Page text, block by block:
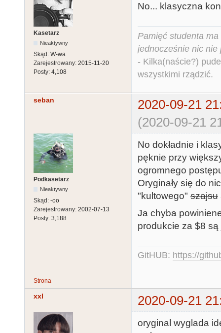
Kasetarz
Nieaktywny
Skąd: W-wa
Zarejestrowany: 2015-11-20
Posty: 4,108
No... klasyczna
Pamięć studenta
jednocześnie nic nie
- Kilka(naście?)
wszystkimi rządzić.
seban
2020-09-21
(2020-09-21
Podkasetarz
Nieaktywny
Skąd: -oo
Zarejestrowany: 2002-07-13
Posty: 3,188
No dokładnie i
pęknie przy
ogromnego
Oryginały się do
"kultowego" szajsu
Ja chyba
produkcie za $8
GitHUB: https://
Strona
xxl 2020-09-21
oryginal wyglada